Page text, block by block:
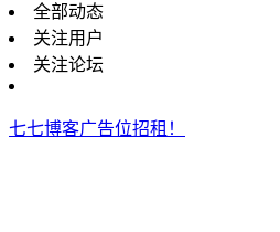
全部动态
关注用户
关注论坛
七七博客广告位招租！